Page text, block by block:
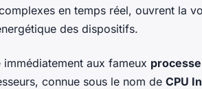
en temps réel, ouvrent la
des dispositifs.
immédiatement aux fameux
connue sous le nom de CPU